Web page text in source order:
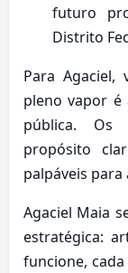
futuro
Distrito
Para Agaciel,
pleno vapor é
pública. Os
propósito
palpáveis para
Agaciel Maia
estratégica:
funcione,